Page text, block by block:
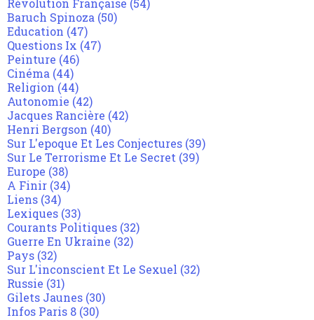
Révolution Française (54)
Baruch Spinoza (50)
Education (47)
Questions Ix (47)
Peinture (46)
Cinéma (44)
Religion (44)
Autonomie (42)
Jacques Rancière (42)
Henri Bergson (40)
Sur L'epoque Et Les Conjectures (39)
Sur Le Terrorisme Et Le Secret (39)
Europe (38)
A Finir (34)
Liens (34)
Lexiques (33)
Courants Politiques (32)
Guerre En Ukraine (32)
Pays (32)
Sur L'inconscient Et Le Sexuel (32)
Russie (31)
Gilets Jaunes (30)
Infos Paris 8 (30)